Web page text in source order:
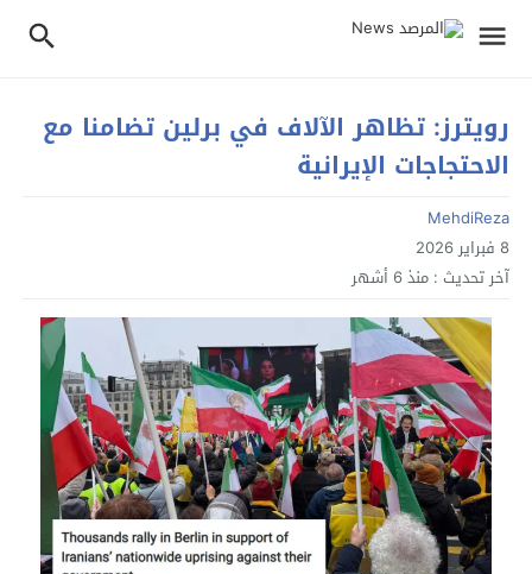
رويترز: تظاهر الآلاف في برلين تضامنا مع
الاحتجاجات الإيرانية
MehdiReza
8 فبراير 2026
آخر تحديث : منذ 6 أشهر